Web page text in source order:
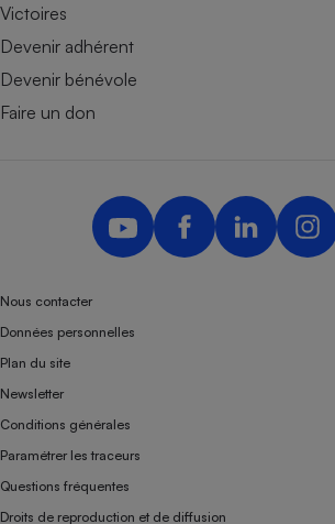
Victoires
Devenir adhérent
Devenir bénévole
Faire un don
Nous contacter
Données personnelles
Plan du site
Newsletter
Conditions générales
Paramétrer les traceurs
Questions fréquentes
Droits de reproduction et de diffusion